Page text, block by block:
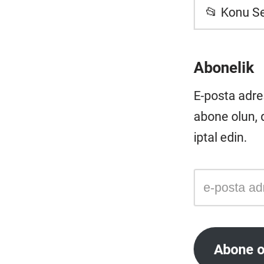
📂 Konu
Abonelik
E-posta
abone olun,
iptal edin.
Abone